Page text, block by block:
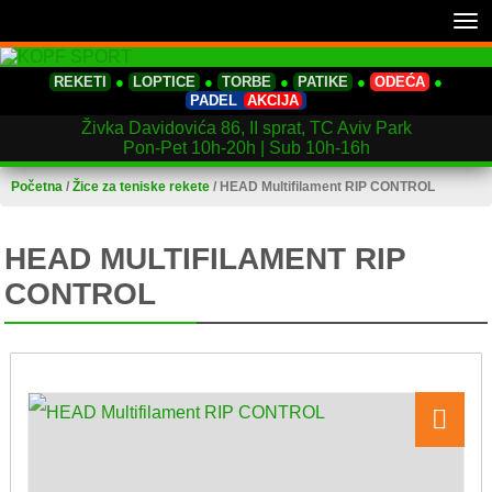
REKETI ● LOPTICE ● TORBE ● PATIKE ● ODEĆA ●
PADEL AKCIJA
Živka Davidovića 86, II sprat, TC Aviv Park
Pon-Pet 10h-20h | Sub 10h-16h
Početna /Žice za teniske rekete / HEAD Multifilament RIP CONTROL
HEAD MULTIFILAMENT RIP
CONTROL